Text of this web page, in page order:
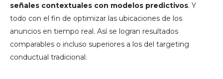
señales contextuales con modelos predictivos. Y
todo con el fin de optimizar las ubicaciones de los
anuncios en tiempo real. Así se logran resultados
comparables o incluso superiores a los del targeting
conductual tradicional.